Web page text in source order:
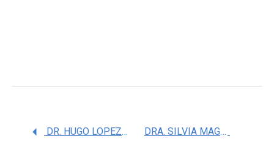
DR. HUGO LOPEZ GATELL RAMIREZ DRA. SILVIA MAGALI CUADRA HERNANDEZ